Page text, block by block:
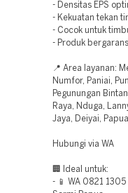
- Densitas EPS
- Kekuatan tekan
- Cocok untuk
- Produk
📍 Area layanan:
Numfor, Paniai,
Pegunungan
Raya, Nduga,
Jaya, Deiyai, Papua
Hubungi via WA
🏢 Ideal untuk:
- 📱 WA 0821